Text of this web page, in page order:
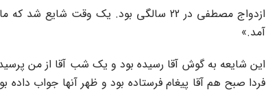
ازدواج مصطفی در 22 سالگی بود. یک
آمد.»
این شایعه به گوش آقا رسیده بود و یک شب آقا از من
فردا صبح هم آقا پیغام فرستاده بود و ظهر آنها جواب داده